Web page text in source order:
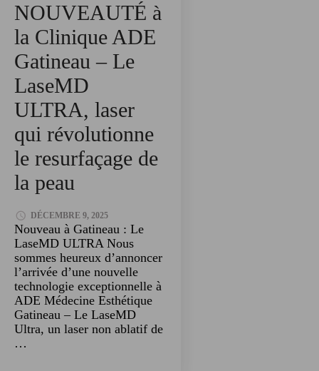
TECHNOLOGIES
NOUVEAUTÉ à
la Clinique ADE
Gatineau – Le
LaseMD
ULTRA, laser
qui révolutionne
le resurfaçage de
la peau
DÉCEMBRE 9, 2025
Nouveau à Gatineau : Le
LaseMD ULTRA Nous
sommes heureux d’annoncer
l’arrivée d’une nouvelle
technologie exceptionnelle à
ADE Médecine Esthétique
Gatineau – Le LaseMD
Ultra, un laser non ablatif de
…